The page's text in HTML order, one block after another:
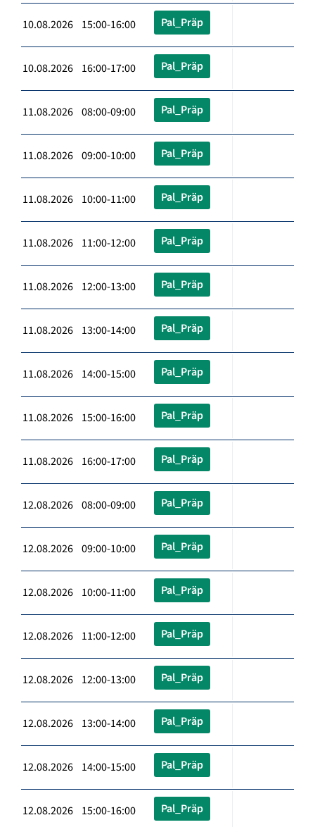
10.08.2026 15:00-16:00 Pal_Präp
10.08.2026 16:00-17:00 Pal_Präp
11.08.2026 08:00-09:00 Pal_Präp
11.08.2026 09:00-10:00 Pal_Präp
11.08.2026 10:00-11:00 Pal_Präp
11.08.2026 11:00-12:00 Pal_Präp
11.08.2026 12:00-13:00 Pal_Präp
11.08.2026 13:00-14:00 Pal_Präp
11.08.2026 14:00-15:00 Pal_Präp
11.08.2026 15:00-16:00 Pal_Präp
11.08.2026 16:00-17:00 Pal_Präp
12.08.2026 08:00-09:00 Pal_Präp
12.08.2026 09:00-10:00 Pal_Präp
12.08.2026 10:00-11:00 Pal_Präp
12.08.2026 11:00-12:00 Pal_Präp
12.08.2026 12:00-13:00 Pal_Präp
12.08.2026 13:00-14:00 Pal_Präp
12.08.2026 14:00-15:00 Pal_Präp
12.08.2026 15:00-16:00 Pal_Präp